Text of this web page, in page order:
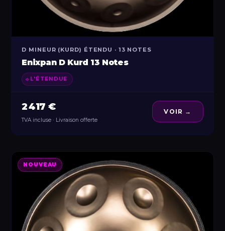
D MINEUR (KURD) ÉTENDU · 13 NOTES
Enixpan D Kurd 13 Notes
L'ÉTENDUE
2 417 €
TVA incluse · Livraison offerte
VOIR →
NOUVEAU